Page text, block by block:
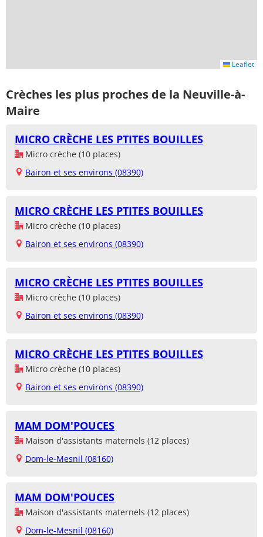
Leaflet
Crèches les plus proches de la Neuville-à-
Maire
MICRO CRÈCHE LES PTITES BOUILLES
Micro crèche (10 places)
Bairon et ses environs (08390)
MICRO CRÈCHE LES PTITES BOUILLES
Micro crèche (10 places)
Bairon et ses environs (08390)
MICRO CRÈCHE LES PTITES BOUILLES
Micro crèche (10 places)
Bairon et ses environs (08390)
MICRO CRÈCHE LES PTITES BOUILLES
Micro crèche (10 places)
Bairon et ses environs (08390)
MAM DOM'POUCES
Maison d'assistants maternels (12 places)
Dom-le-Mesnil (08160)
MAM DOM'POUCES
Maison d'assistants maternels (12 places)
Dom-le-Mesnil (08160)